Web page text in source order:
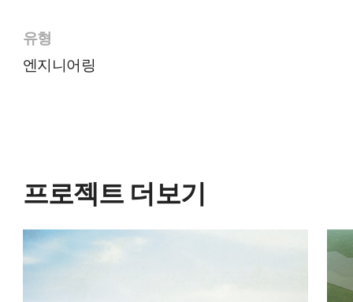
유형
엔지니어링
프로젝트 더보기